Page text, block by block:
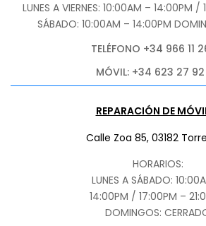
LUNES A VIERNES: 10:00AM – 14:00PM
SÁBADO: 10:00AM – 14:00PM
TELÉFONO +34 966 11
MÓVIL: +34 623 27
REPARACIÓN DE
Calle Zoa 85, 03182
HORARIOS:
LUNES A SÁBADO:
14:00PM / 17:00PM –
DOMINGOS: